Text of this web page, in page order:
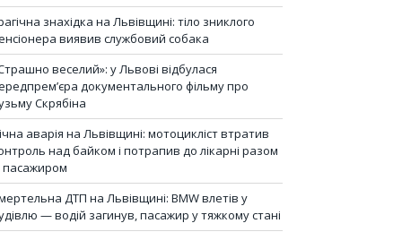
знахідка на Львівщині: тіло зниклого
виявив службовий собака
веселий»: у Львові відбулася
документального фільму про
Скрябіна
аварія на Львівщині: мотоцикліст втратив
над байком і потрапив до лікарні разом
пасажиром
ДТП на Львівщині: BMW влетів у
— водій загинув, пасажир у тяжкому стані